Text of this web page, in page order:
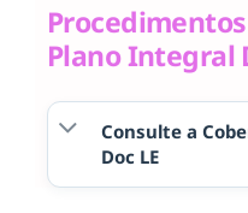
Plano Integral
Consulte a
Doc LE